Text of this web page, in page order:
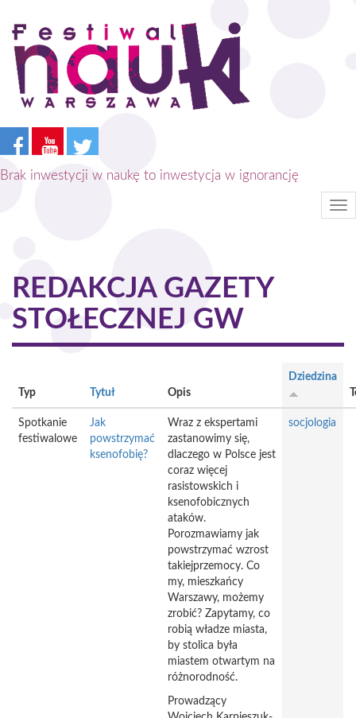
Przejdź
treści
Brak inwestycji w naukę to inwestycja w ignorancję
REDAKCJA GAZETY
STOŁECZNEJ GW
Typ Tytuł Opis
Dziedzina
Spotkanie
festiwalowe
Jak
powstrzymać
ksenofobię?
Wraz z ekspertami
zastanowimy się,
dlaczego w Polsce jest
coraz więcej
rasistowskich i
ksenofobicznych
ataków.
Porozmawiamy jak
powstrzymać wzrost
takiejprzemocy. Co
my, mieszkańcy
Warszawy, możemy
zrobić? Zapytamy, co
robią władze miasta,
by stolica była
miastem otwartym na
różnorodność.
Prowadzący
socjologia